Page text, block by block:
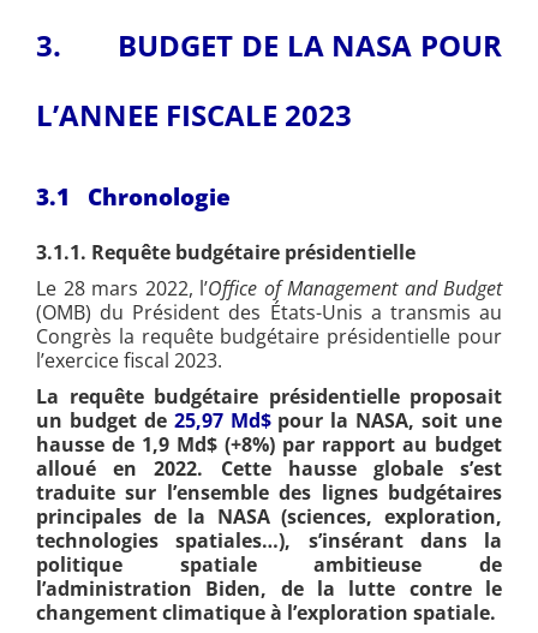
3. BUDGET DE LA NASA POUR
L’ANNEE FISCALE 2023
3.1 Chronologie
3.1.1. Requête budgétaire présidentielle
Le 28 mars 2022, l’Office of Management and Budget
(OMB) du Président des États-Unis a transmis au
Congrès la requête budgétaire présidentielle pour
l’exercice fiscal 2023.
La requête budgétaire présidentielle proposait
un budget de 25,97 Md$pour la NASA, soit une
hausse de 1,9 Md$ (+8%) par rapport au budget
alloué en 2022. Cette hausse globale s’est
traduite sur l’ensemble des lignes budgétaires
principales de la NASA (sciences, exploration,
technologies spatiales…), s’insérant dans la
politique spatiale ambitieuse de
l’administration Biden, de la lutte contre le
changement climatique à l’exploration spatiale.